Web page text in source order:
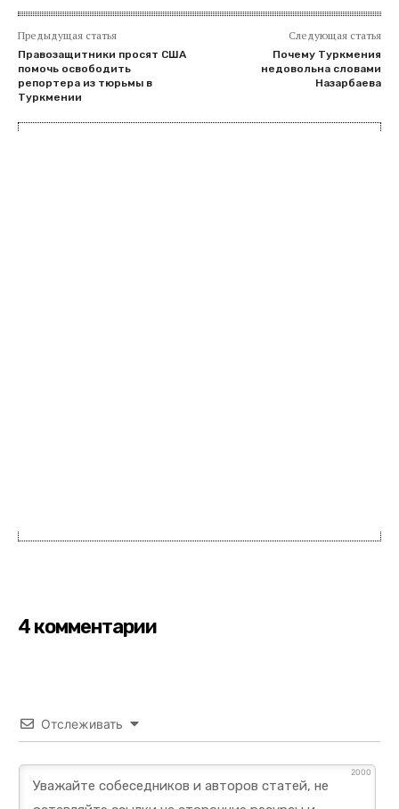
Предыдущая статья
Правозащитники просят США
помочь освободить
репортера из тюрьмы в
Туркмении
Следующая статья
Почему Туркмения
недовольна словами
Назарбаева
4 комментарии
Отслеживать
2000